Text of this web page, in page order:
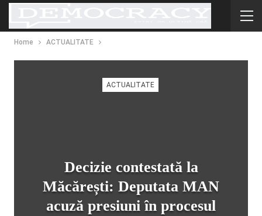
Home ACTUALITATE
ACTUALITATE
Decizie contestată la
Măcărești: Deputata MAN
acuză presiuni în procesul